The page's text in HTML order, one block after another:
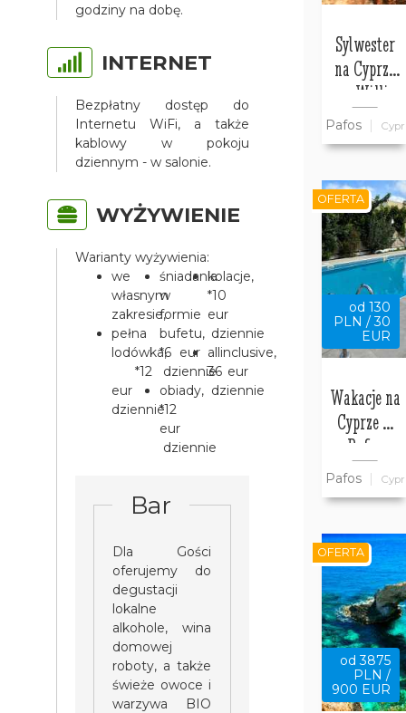
godziny na dobę.
INTERNET
Bezpłatny dostęp do
Internetu WiFi, a także
kablowy w pokoju
dziennym - w salonie.
WYŻYWIENIE
Warianty wyżywienia:
we
własnym
zakresie,
pełna
lodówka,
*12
eur
dziennie
śniadania
w
formie
bufetu,
*6 eur
dziennie
obiady,
*12
eur
dziennie
kolacje,
*10
eur
dziennie
allinclusive,
36 eur
dziennie
Bar
Dla Gości
oferujemy do
degustacji
lokalne
alkohole, wina
domowej
roboty, a także
świeże owoce i
warzywa BIO
Sylwester
na Cyprze
w Willi
Bajeczny
Cypr
Pafos Cypr
od 130
PLN / 30
EUR
Wakacje na
Cyprze w
Pafos
Pafos Cypr
OFERTA
od 3875
PLN /
900 EUR
OFERTA